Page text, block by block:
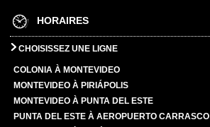
HORAIRES
CHOISISSEZ UNE LIGNE
COLONIA À MONTEVIDEO
MONTEVIDEO À PIRIÁPOLIS
MONTEVIDEO À PUNTA DEL ESTE
PUNTA DEL ESTE À AEROPUERTO CARRASCO